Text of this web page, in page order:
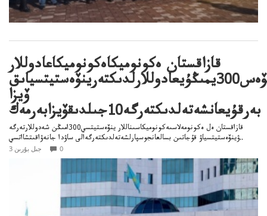
قازاقستان ەكونوميكاەكونوميكاعادوللار
ينۆەس300يمىڭۇيعادوللارلدىكتەرينۆەستيتسياىق
ۆيزا
بەرقۇيعانشەتەلدىكتەرگە10جىلدىقۆيزابەرمەك
قازاقستان ەل ەكونومەلاسىەكونوميكاسىناللار ينۆەستيتسي300امىڭن شەدوللارتەرگە
ۋينۆەستيتسياۋ قۇجاتىن بسالعانجوسپارلشەتەلدىكتەرگەالى ساۋدا جانەۋاقىتشااتسي..
3 جىل بۇرىن 0